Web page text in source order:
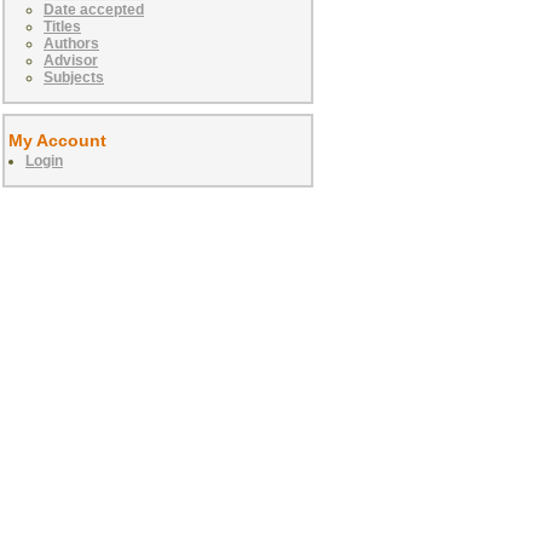
Date accepted
Titles
Authors
Advisor
Subjects
My Account
Login